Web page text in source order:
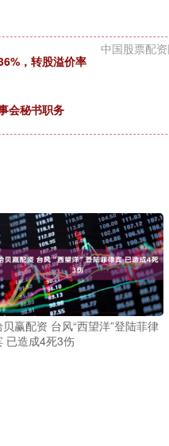
中国股票配
，转股溢价率
会秘书职务
贝赢配资 台风“西望洋”登陆菲律
已造成4死3伤